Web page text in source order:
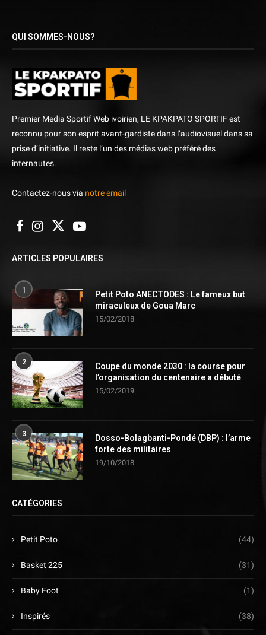
QUI SOMMES-NOUS?
Premier Media Sportif Web ivoirien, LE KPAKPATO SPORTIF est
reconnu pour son esprit avant-gardiste dans l’audiovisuel dans sa
prise d’initiative. Il reste l’un des médias web préféré des
internautes.
Contactez-nous via notre email
ARTICLES POPULAIRES
1
Petit Poto ANECTODES : Le fameux but
miraculeux de Goua Marc
15/02/2018
2
Coupe du monde 2030 : la course pour
l’organisation du centenaire a débuté
15/02/2019
3
Dosso-Bolagbanti-Pondé (DBP) : l’arme
forte des militaires
19/10/2018
CATÉGORIES
Petit Poto (44)
Basket 225 (31)
Baby Foot (1)
Inspirés (38)